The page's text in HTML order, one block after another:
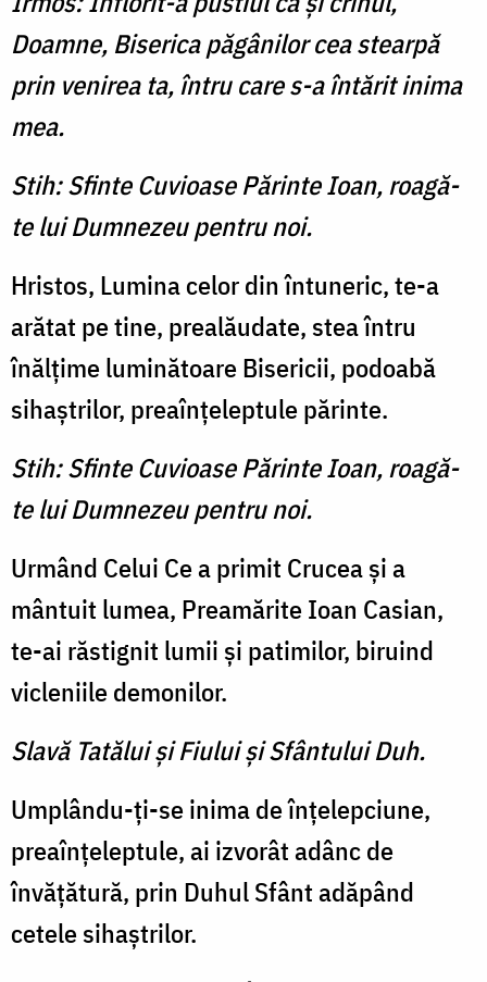
Doamne, Biserica păgânilor cea stearpă
prin venirea ta, întru care s-a întărit inima
mea.
Stih: Sfinte Cuvioase Părinte Ioan, roagă-
te lui Dumnezeu pentru noi.
Hristos, Lumina celor din întuneric, te-a
arătat pe tine, prealăudate, stea întru
înălţime luminătoare Bisericii, podoabă
sihaştrilor, preaînţeleptule părinte.
Stih: Sfinte Cuvioase Părinte Ioan, roagă-
te lui Dumnezeu pentru noi.
Urmând Celui Ce a primit Crucea şi a
mântuit lumea, Preamărite Ioan Casian,
te-ai răstignit lumii şi patimilor, biruind
vicleniile demonilor.
Slavă Tatălui şi Fiului şi Sfântului Duh.
Umplându-ţi-se inima de înţelepciune,
preaînţeleptule, ai izvorât adânc de
învăţătură, prin Duhul Sfânt adăpând
cetele sihaştrilor.